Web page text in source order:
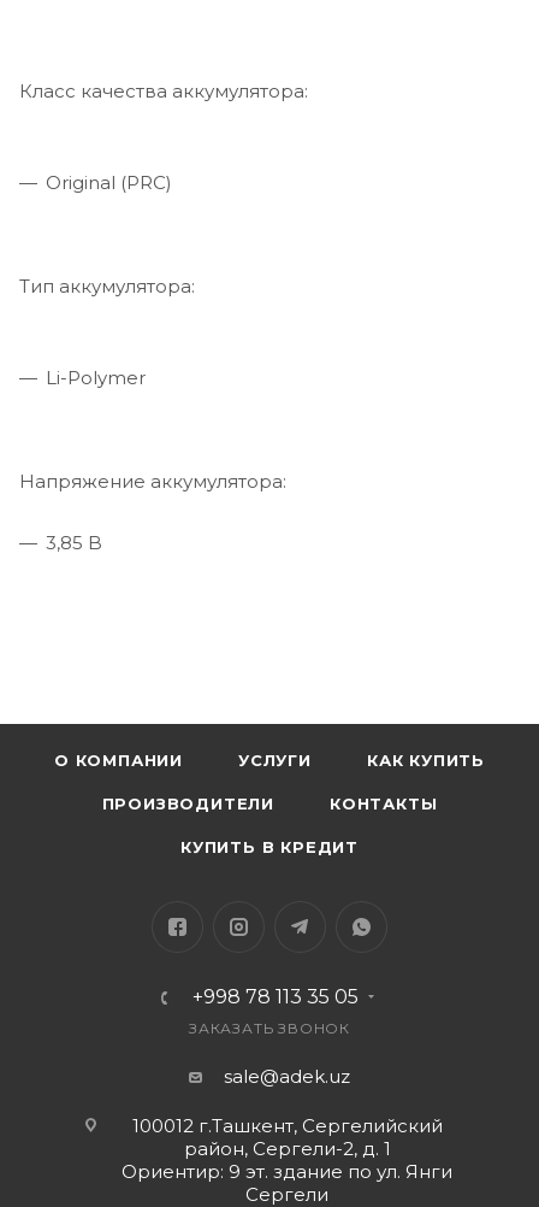
Класс качества аккумулятора:
Original (PRC)
Тип аккумулятора:
Li-Polymer
Напряжение аккумулятора:
3,85 B
О КОМПАНИИ УСЛУГИ КАК КУПИТЬ
ПРОИЗВОДИТЕЛИ КОНТАКТЫ
КУПИТЬ В КРЕДИТ
+998 78 113 35 05
ЗАКАЗАТЬ ЗВОНОК
sale@adek.uz
100012 г.Ташкент, Сергелийский
район, Сергели-2, д. 1
Ориентир: 9 эт. здание по ул. Янги
Сергели